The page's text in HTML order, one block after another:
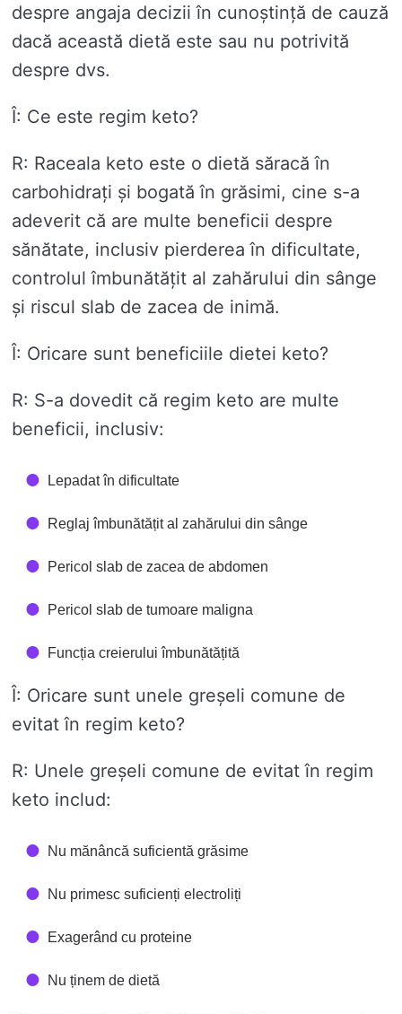
despre angaja decizii în cunoștință de cauză
dacă această dietă este sau nu potrivită
despre dvs.
Î: Ce este regim keto?
R: Raceala keto este o dietă săracă în
carbohidrați și bogată în grăsimi, cine s-a
adeverit că are multe beneficii despre
sănătate, inclusiv pierderea în dificultate,
controlul îmbunătățit al zahărului din sânge
și riscul slab de zacea de inimă.
Î: Oricare sunt beneficiile dietei keto?
R: S-a dovedit că regim keto are multe
beneficii, inclusiv:
Lepadat în dificultate
Reglaj îmbunătățit al zahărului din sânge
Pericol slab de zacea de abdomen
Pericol slab de tumoare maligna
Funcția creierului îmbunătățită
Î: Oricare sunt unele greșeli comune de
evitat în regim keto?
R: Unele greșeli comune de evitat în regim
keto includ:
Nu mănâncă suficientă grăsime
Nu primesc suficienți electroliți
Exagerând cu proteine
Nu ținem de dietă